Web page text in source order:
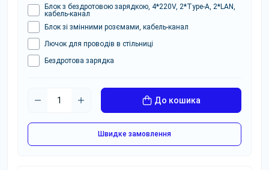
Блок з бездротовою зарядкою, 4*220V, 2*Type-A, 2*LAN,
кабель-канал
Блок зі змінними розємами, кабель-канал
Лючок для проводів в стільниці
Бездротова зарядка
До кошика
Швидке замовлення